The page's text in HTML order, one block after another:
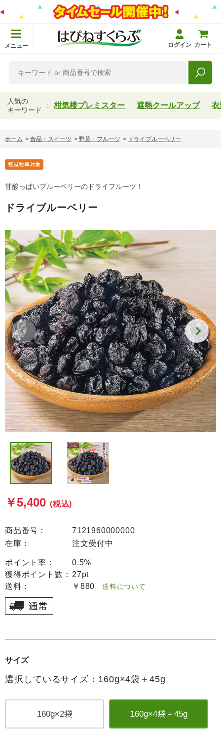
メニュー ログイン カート
人気の
キーワード
柑気楼プレミスター 遮熱クールアップ 衣
ホーム > 食品・スイーツ > 野菜・フルーツ > ドライブルーベリー
甘酸っぱいブルーベリーのドライフルーツ！
ドライブルーベリー
￥5,400 (税込)
商品番号：
7121960000000
在庫：
注文受付中
ポイント率：
0.5%
獲得ポイント数： 27pt
送料：
￥880 送料について
サイズ
選択しているサイズ：160g×4袋＋45g
160g×2袋 160g×4袋＋45g